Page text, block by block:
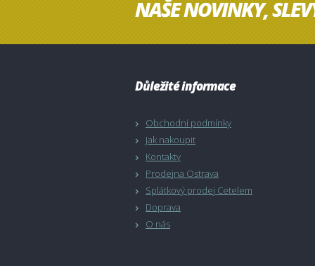
NAŠE NOVINKY,
Důležité informace
Obchodní podmínky
Jak nakoupit
Kontakty
Prodejna Ostrava
Splátkový prodej Cetelem
Doprava
O nás